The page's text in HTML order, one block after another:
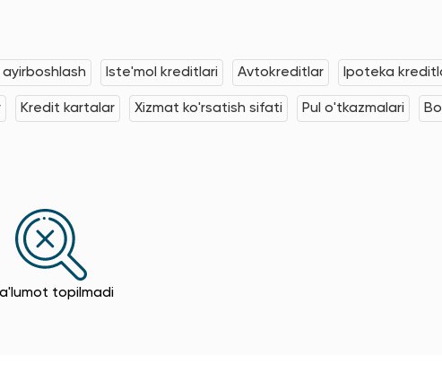
Iste'mol kreditlari Avtokreditlar Ipoteka
Kredit kartalar Xizmat ko'rsatish sifati Pul o'tkazmalari
topilmadi